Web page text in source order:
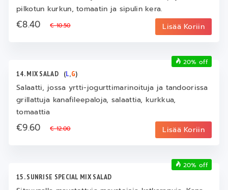
pilkotun kurkun, tomaatin ja sipulin kera.
€8.40€ 10.50 Lisää Koriin
14. MIX SALAD (L,G)
Salaatti, jossa yrtti-jogurttimarinoituja ja tandoorissa
grillattuja kanafileepaloja, salaattia, kurkkua,
tomaattia
€9.60€ 12.00 Lisää Koriin
20% off
15. SUNRISE SPECIAL MIX SALAD
20% off